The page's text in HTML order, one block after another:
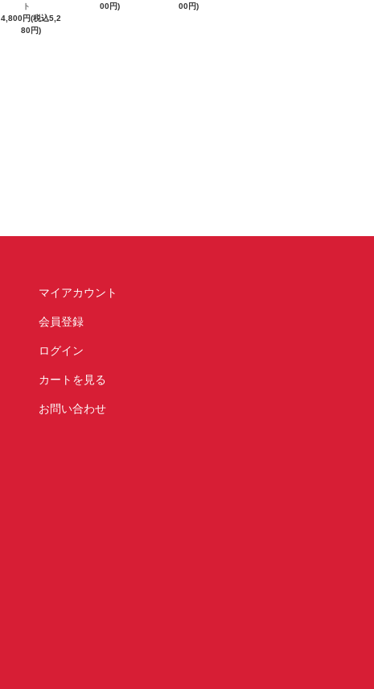
ト
4,800円(税込5,2
80円)
00円)
00円)
マイアカウント
会員登録
ログイン
カートを見る
お問い合わせ